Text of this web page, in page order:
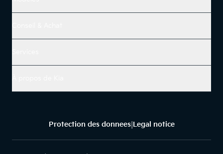
Protection des donnees| Legal notice